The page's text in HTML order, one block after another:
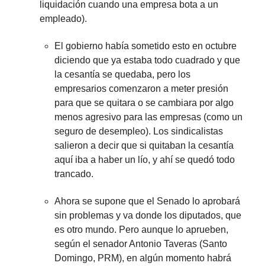
liquidación cuando una empresa bota a un
empleado).
El gobierno había sometido esto en octubre
diciendo que ya estaba todo cuadrado y que
la cesantía se quedaba, pero los
empresarios comenzaron a meter presión
para que se quitara o se cambiara por algo
menos agresivo para las empresas (como un
seguro de desempleo). Los sindicalistas
salieron a decir que si quitaban la cesantía
aquí iba a haber un lío, y ahí se quedó todo
trancado.
Ahora se supone que el Senado lo aprobará
sin problemas y va donde los diputados, que
es otro mundo. Pero aunque lo aprueben,
según el senador Antonio Taveras (Santo
Domingo, PRM), en algún momento habrá